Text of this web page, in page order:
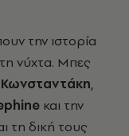
την ιστορία
νύχτα. Μπες
,
και την
τη δική τους